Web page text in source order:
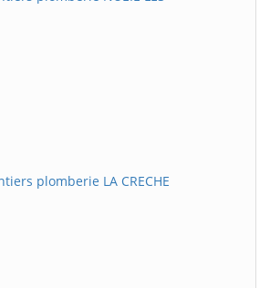
plomberie LA CRECHE